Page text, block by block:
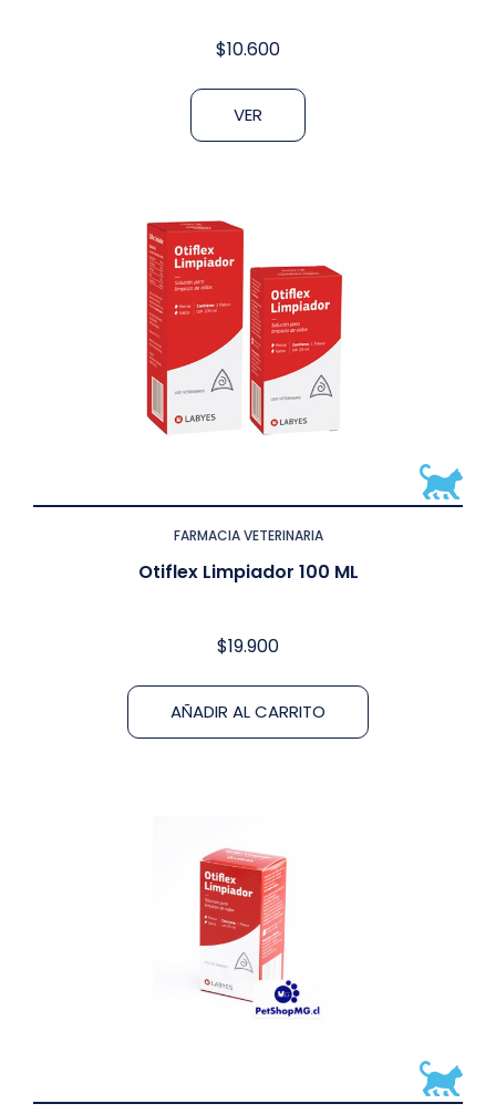
$10.600
VER
FARMACIA VETERINARIA
Otiflex Limpiador 100 ML
$19.900
AÑADIR AL CARRITO